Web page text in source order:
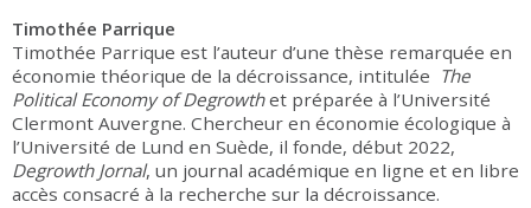
Timothée Parrique
Timothée Parrique est l’auteur d’une thèse remarquée en
économie théorique de la décroissance, intitulée The
Political Economy of Degrowthet préparée à l’Université
Clermont Auvergne. Chercheur en économie écologique à
l’Université de Lund en Suède, il fonde, début 2022,
Degrowth Jornal, un journal académique en ligne et en libre
accès consacré à la recherche sur la décroissance.